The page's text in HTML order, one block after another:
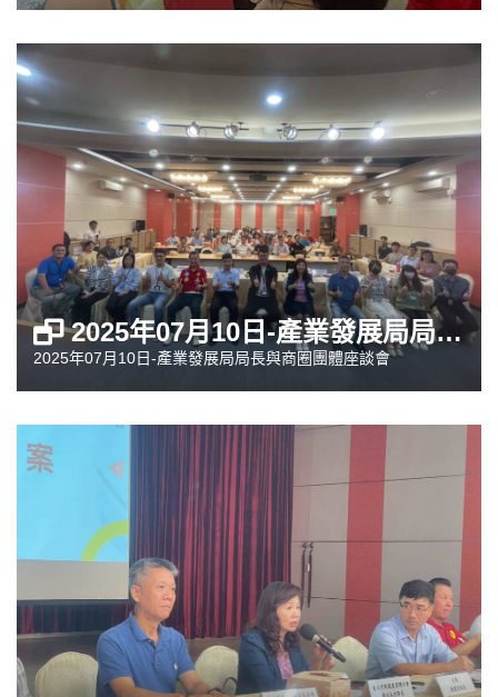
2025年07月10日-產業發展局局長與商圈團體座談會
2025年07月10日-產業發展局局長與商圈團體座談會